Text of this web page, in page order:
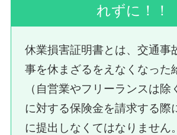
れずに！！
休業損害証明書とは、交通事
事を休まざるをえなくなった
（自営業やフリーランスは除
に対する保険金を請求する際
に提出しなくてはなりません